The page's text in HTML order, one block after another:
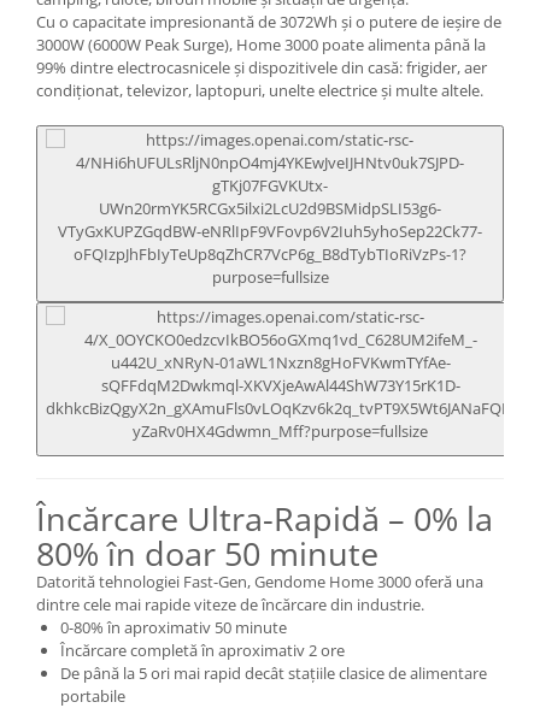
Cu o capacitate impresionantă de 3072Wh și o putere de ieșire de
3000W (6000W Peak Surge), Home 3000 poate alimenta până la
99% dintre electrocasnicele și dispozitivele din casă: frigider, aer
condiționat, televizor, laptopuri, unelte electrice și multe altele.
Încărcare Ultra-Rapidă – 0% la
80% în doar 50 minute
Datorită tehnologiei Fast-Gen, Gendome Home 3000 oferă una
dintre cele mai rapide viteze de încărcare din industrie.
0-80% în aproximativ 50 minute
Încărcare completă în aproximativ 2 ore
De până la 5 ori mai rapid decât stațiile clasice de alimentare
portabile